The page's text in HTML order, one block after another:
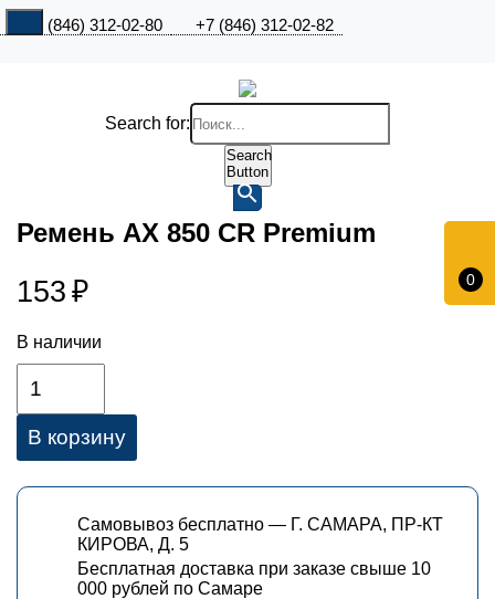
+7 (846) 312-02-80 +7 (846) 312-02-82
0
Search for:
Search
Button
Ремень АX 850 CR Premium
153 ₽
В наличии
В корзину
Самовывоз бесплатно — Г. САМАРА, ПР-КТ
КИРОВА, Д. 5
Бесплатная доставка при заказе свыше 10
000 рублей по Самаре